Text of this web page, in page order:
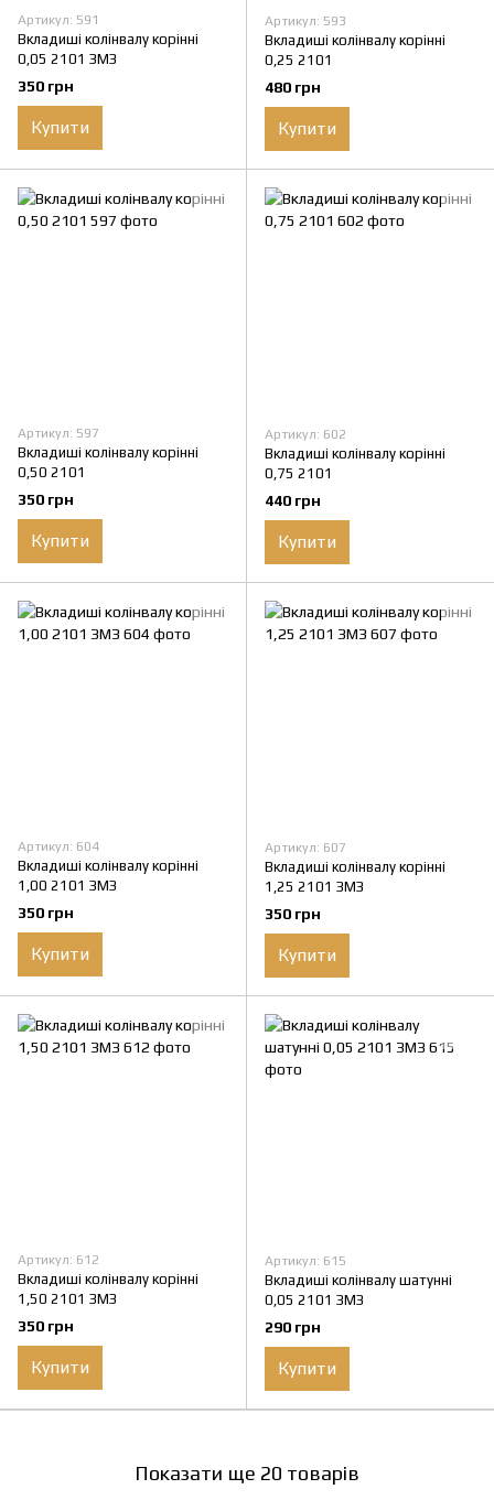
Артикул: 591
Вкладиші колінвалу корінні
0,05 2101 ЗМЗ
350 грн
Купити
Артикул: 593
Вкладиші колінвалу корінні
0,25 2101
480 грн
Купити
Артикул: 597
Вкладиші колінвалу корінні
0,50 2101
350 грн
Купити
Артикул: 602
Вкладиші колінвалу корінні
0,75 2101
440 грн
Купити
Артикул: 604
Вкладиші колінвалу корінні
1,00 2101 ЗМЗ
350 грн
Купити
Артикул: 607
Вкладиші колінвалу корінні
1,25 2101 ЗМЗ
350 грн
Купити
Артикул: 612
Вкладиші колінвалу корінні
1,50 2101 ЗМЗ
350 грн
Купити
Артикул: 615
Вкладиші колінвалу шатунні
0,05 2101 ЗМЗ
290 грн
Купити
Показати ще 20 товарів